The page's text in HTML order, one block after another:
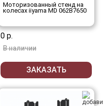
Моторизованный стенд на
колесах iiyama MD 062B7650
0 р.
В наличии
ЗАКАЗАТЬ